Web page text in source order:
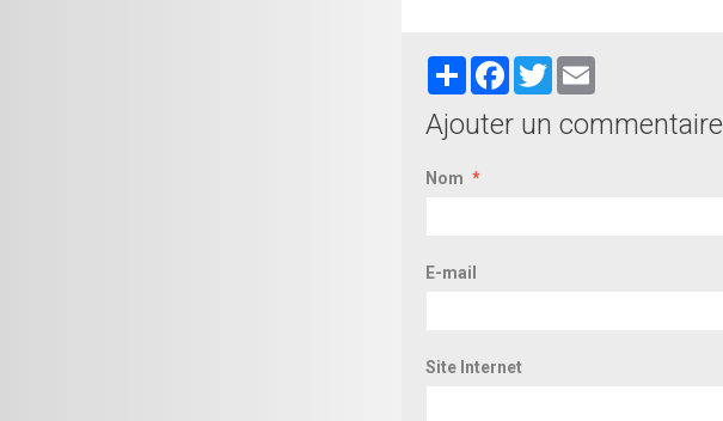
PartagerFacebook
Twitter
Ajouter un commentaire
Nom
E-mail
Site Internet